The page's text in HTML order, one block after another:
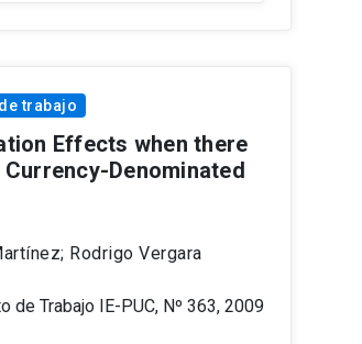
trabajo
Effects when there
Denominated
Rodrigo Vergara
de Trabajo IE-PUC, Nº 363, 2009